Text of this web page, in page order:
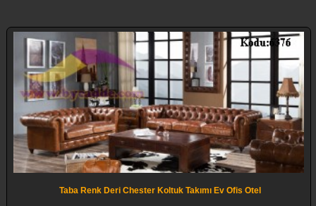
Taba Renk Deri Chester Koltuk Takımı Ev Ofis Otel